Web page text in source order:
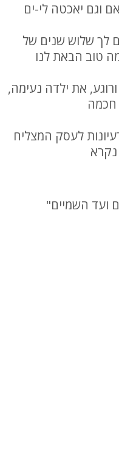
וגם יאכטה לי-ים
טוב הבאת לנו
את ילדה נעימה,
חכמה
לעסק המצליח
ועד השמיים"